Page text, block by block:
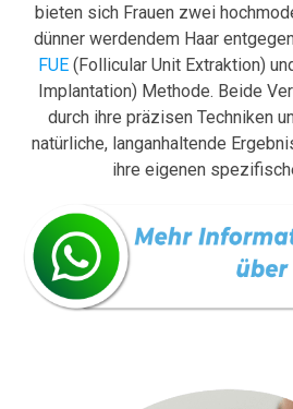
bieten sich Frauen zwei
dünner werdendem Haar
FUE (Follicular Unit Extraktion)
Implantation) Methode. Beide
durch ihre präzisen Techniken
natürliche, langanhaltende
ihre eigenen